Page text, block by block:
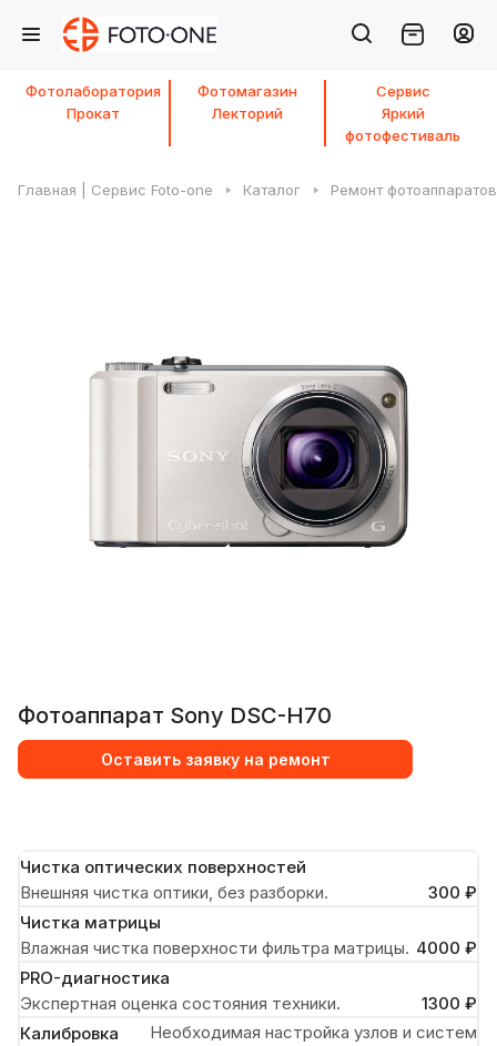
Фотолаборатория Фотомагазин
Сервис
Прокат
Лекторий
Яркий
фотофестиваль
Главная | Сервис Foto-one Каталог Ремонт фотоаппаратов
Фотоаппарат Sony DSC-H70
Оставить заявку на ремонт
Чистка оптических поверхностей
Внешняя чистка оптики, без разборки.
300 ₽
Чистка матрицы
Влажная чистка поверхности фильтра матрицы. 4000 ₽
PRO-диагностика
Экспертная оценка состояния техники.
1300 ₽
Калибровка
Необходимая настройка узлов и систем